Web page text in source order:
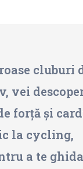
cluburi
vei
forță și
la cycling,
a te